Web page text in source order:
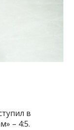
в
– 4:5.